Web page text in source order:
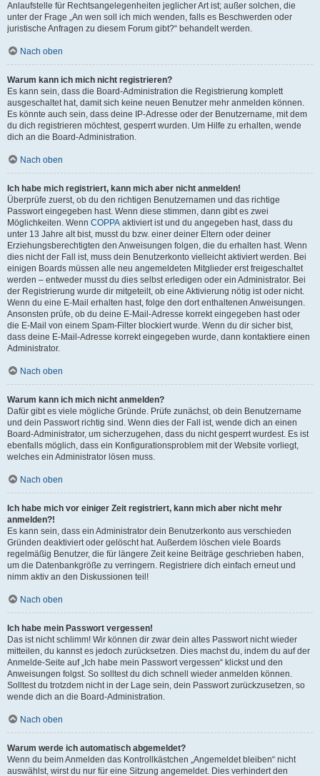
Anlaufstelle für Rechtsangelegenheiten jeglicher Art ist; außer solchen, die
unter der Frage „An wen soll ich mich wenden, falls es Beschwerden oder
juristische Anfragen zu diesem Forum gibt?“ behandelt werden.
Nach oben
Warum kann ich mich nicht registrieren?
Es kann sein, dass die Board-Administration die Registrierung komplett
ausgeschaltet hat, damit sich keine neuen Benutzer mehr anmelden können.
Es könnte auch sein, dass deine IP-Adresse oder der Benutzername, mit dem
du dich registrieren möchtest, gesperrt wurden. Um Hilfe zu erhalten, wende
dich an die Board-Administration.
Nach oben
Ich habe mich registriert, kann mich aber nicht anmelden!
Überprüfe zuerst, ob du den richtigen Benutzernamen und das richtige
Passwort eingegeben hast. Wenn diese stimmen, dann gibt es zwei
Möglichkeiten. Wenn COPPA aktiviert ist und du angegeben hast, dass du
unter 13 Jahre alt bist, musst du bzw. einer deiner Eltern oder deiner
Erziehungsberechtigten den Anweisungen folgen, die du erhalten hast. Wenn
dies nicht der Fall ist, muss dein Benutzerkonto vielleicht aktiviert werden. Bei
einigen Boards müssen alle neu angemeldeten Mitglieder erst freigeschaltet
werden – entweder musst du dies selbst erledigen oder ein Administrator. Bei
der Registrierung wurde dir mitgeteilt, ob eine Aktivierung nötig ist oder nicht.
Wenn du eine E-Mail erhalten hast, folge den dort enthaltenen Anweisungen.
Ansonsten prüfe, ob du deine E-Mail-Adresse korrekt eingegeben hast oder
die E-Mail von einem Spam-Filter blockiert wurde. Wenn du dir sicher bist,
dass deine E-Mail-Adresse korrekt eingegeben wurde, dann kontaktiere einen
Administrator.
Nach oben
Warum kann ich mich nicht anmelden?
Dafür gibt es viele mögliche Gründe. Prüfe zunächst, ob dein Benutzername
und dein Passwort richtig sind. Wenn dies der Fall ist, wende dich an einen
Board-Administrator, um sicherzugehen, dass du nicht gesperrt wurdest. Es ist
ebenfalls möglich, dass ein Konfigurationsproblem mit der Website vorliegt,
welches ein Administrator lösen muss.
Nach oben
Ich habe mich vor einiger Zeit registriert, kann mich aber nicht mehr
anmelden?!
Es kann sein, dass ein Administrator dein Benutzerkonto aus verschieden
Gründen deaktiviert oder gelöscht hat. Außerdem löschen viele Boards
regelmäßig Benutzer, die für längere Zeit keine Beiträge geschrieben haben,
um die Datenbankgröße zu verringern. Registriere dich einfach erneut und
nimm aktiv an den Diskussionen teil!
Nach oben
Ich habe mein Passwort vergessen!
Das ist nicht schlimm! Wir können dir zwar dein altes Passwort nicht wieder
mitteilen, du kannst es jedoch zurücksetzen. Dies machst du, indem du auf der
Anmelde-Seite auf „Ich habe mein Passwort vergessen“ klickst und den
Anweisungen folgst. So solltest du dich schnell wieder anmelden können.
Solltest du trotzdem nicht in der Lage sein, dein Passwort zurückzusetzen, so
wende dich an die Board-Administration.
Nach oben
Warum werde ich automatisch abgemeldet?
Wenn du beim Anmelden das Kontrollkästchen „Angemeldet bleiben“ nicht
auswählst, wirst du nur für eine Sitzung angemeldet. Dies verhindert den